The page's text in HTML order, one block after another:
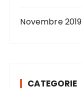
Novembre 2019
CATEGORIE